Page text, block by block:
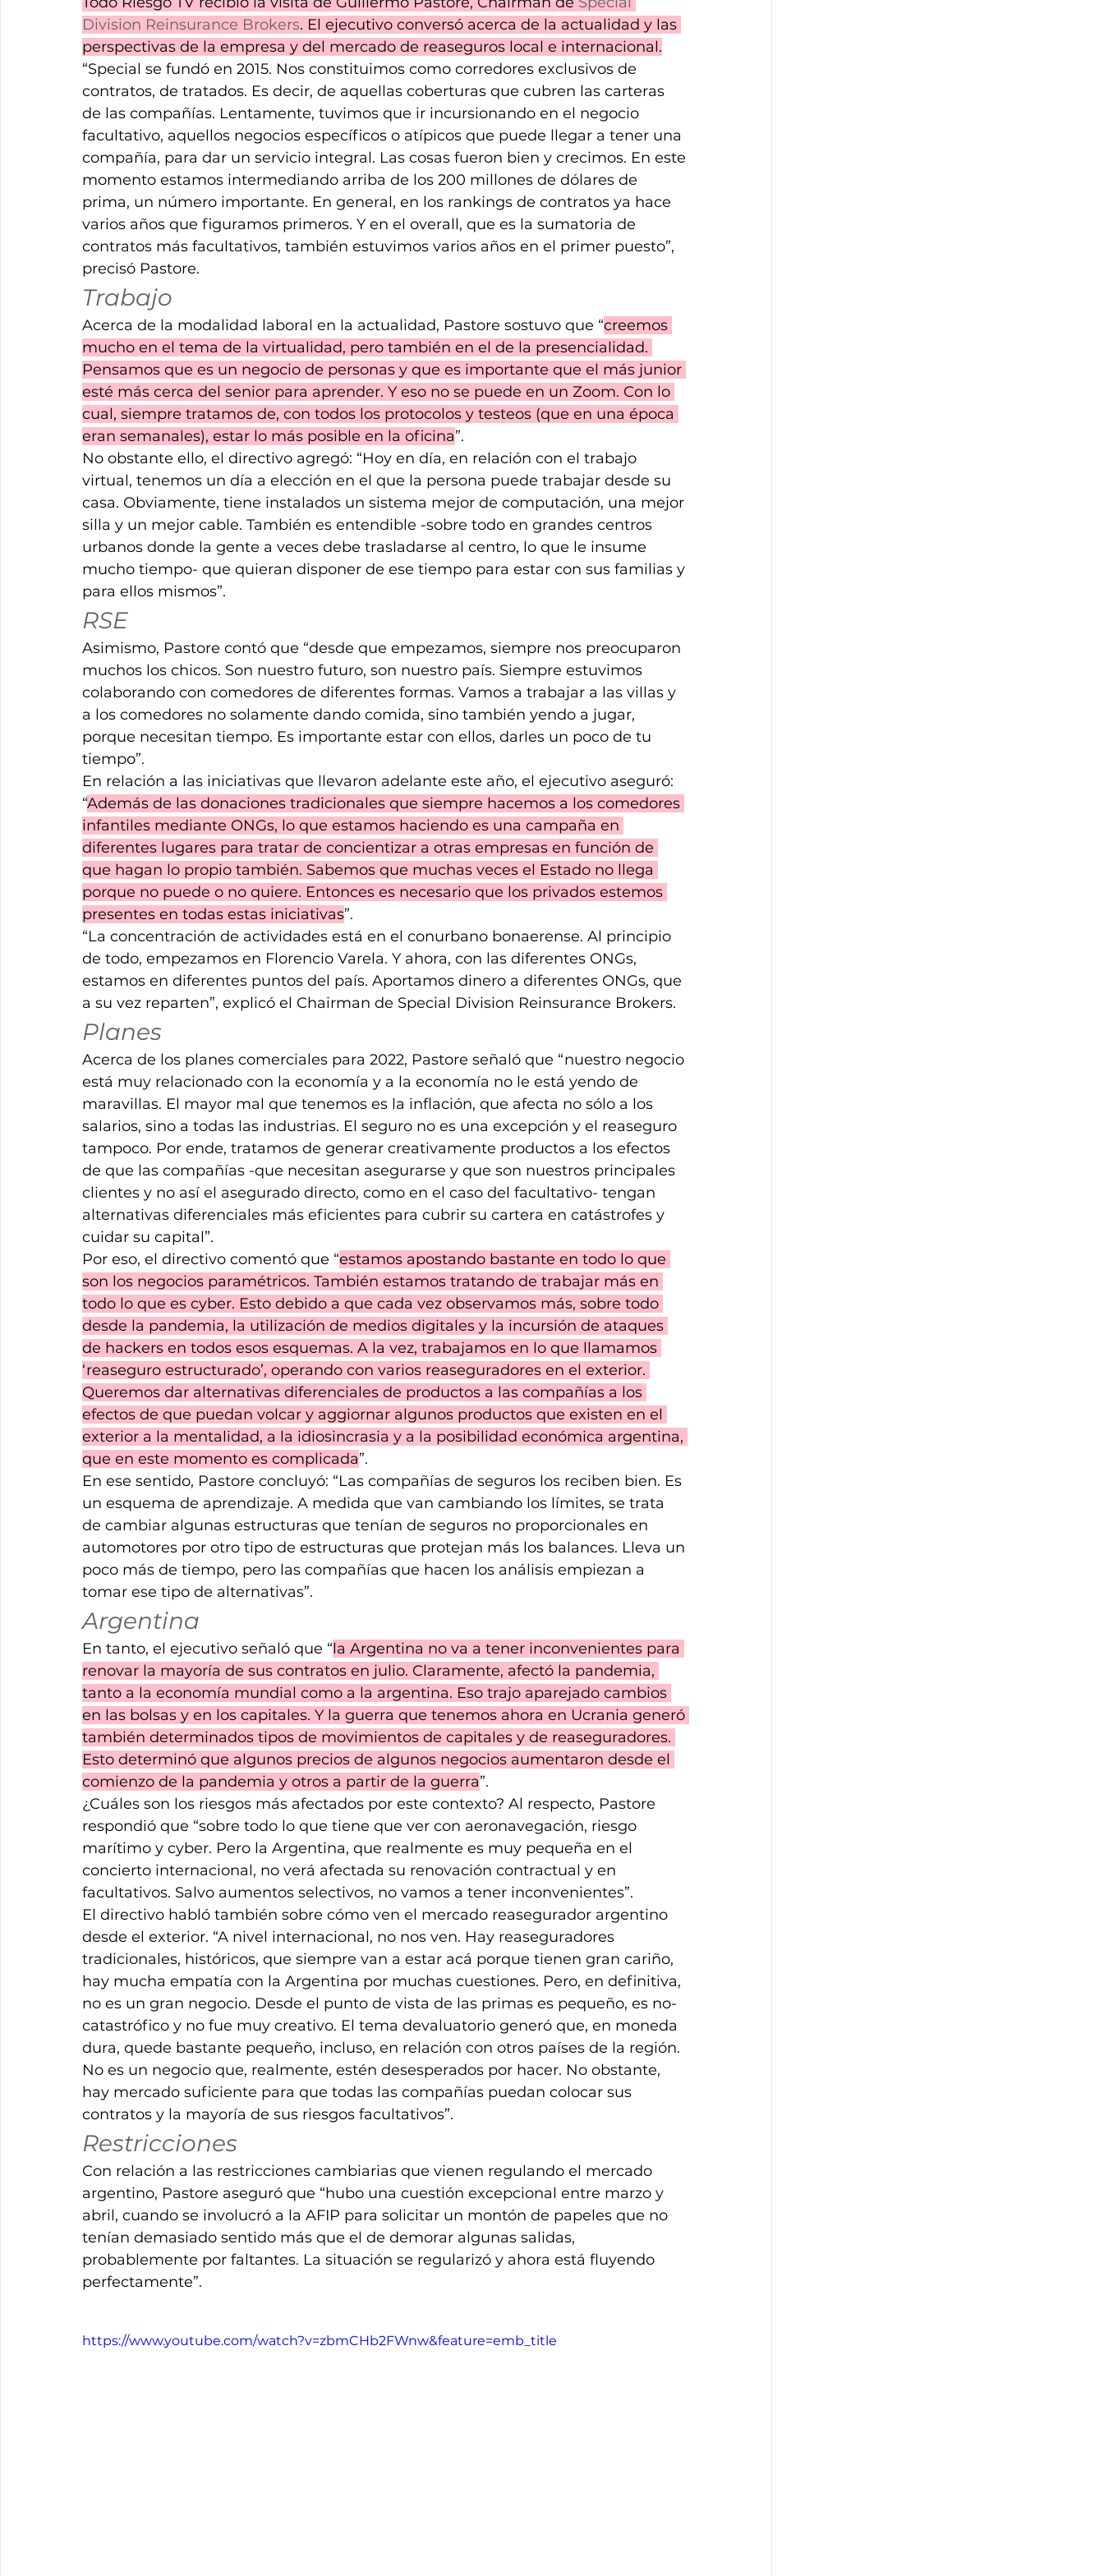
Division Reinsurance Brokers. El ejecutivo conversó acerca de la actualidad y las
perspectivas de la empresa y del mercado de reaseguros local e internacional.
“Special se fundó en 2015. Nos constituimos como corredores exclusivos de
contratos, de tratados. Es decir, de aquellas coberturas que cubren las carteras
de las compañías. Lentamente, tuvimos que ir incursionando en el negocio
facultativo, aquellos negocios específicos o atípicos que puede llegar a tener una
compañía, para dar un servicio integral. Las cosas fueron bien y crecimos. En este
momento estamos intermediando arriba de los 200 millones de dólares de
prima, un número importante. En general, en los rankings de contratos ya hace
varios años que figuramos primeros. Y en el overall, que es la sumatoria de
contratos más facultativos, también estuvimos varios años en el primer puesto”,
precisó Pastore.
Trabajo
Acerca de la modalidad laboral en la actualidad, Pastore sostuvo que “creemos
mucho en el tema de la virtualidad, pero también en el de la presencialidad.
Pensamos que es un negocio de personas y que es importante que el más junior
esté más cerca del senior para aprender. Y eso no se puede en un Zoom. Con lo
cual, siempre tratamos de, con todos los protocolos y testeos (que en una época
eran semanales), estar lo más posible en la oficina”.
No obstante ello, el directivo agregó: “Hoy en día, en relación con el trabajo
virtual, tenemos un día a elección en el que la persona puede trabajar desde su
casa. Obviamente, tiene instalados un sistema mejor de computación, una mejor
silla y un mejor cable. También es entendible -sobre todo en grandes centros
urbanos donde la gente a veces debe trasladarse al centro, lo que le insume
mucho tiempo- que quieran disponer de ese tiempo para estar con sus familias y
para ellos mismos”.
RSE
Asimismo, Pastore contó que “desde que empezamos, siempre nos preocuparon
muchos los chicos. Son nuestro futuro, son nuestro país. Siempre estuvimos
colaborando con comedores de diferentes formas. Vamos a trabajar a las villas y
a los comedores no solamente dando comida, sino también yendo a jugar,
porque necesitan tiempo. Es importante estar con ellos, darles un poco de tu
tiempo”.
En relación a las iniciativas que llevaron adelante este año, el ejecutivo aseguró:
“Además de las donaciones tradicionales que siempre hacemos a los comedores
infantiles mediante ONGs, lo que estamos haciendo es una campaña en
diferentes lugares para tratar de concientizar a otras empresas en función de
que hagan lo propio también. Sabemos que muchas veces el Estado no llega
porque no puede o no quiere. Entonces es necesario que los privados estemos
presentes en todas estas iniciativas”.
“La concentración de actividades está en el conurbano bonaerense. Al principio
de todo, empezamos en Florencio Varela. Y ahora, con las diferentes ONGs,
estamos en diferentes puntos del país. Aportamos dinero a diferentes ONGs, que
a su vez reparten”, explicó el Chairman de Special Division Reinsurance Brokers.
Planes
Acerca de los planes comerciales para 2022, Pastore señaló que “nuestro negocio
está muy relacionado con la economía y a la economía no le está yendo de
maravillas. El mayor mal que tenemos es la inflación, que afecta no sólo a los
salarios, sino a todas las industrias. El seguro no es una excepción y el reaseguro
tampoco. Por ende, tratamos de generar creativamente productos a los efectos
de que las compañías -que necesitan asegurarse y que son nuestros principales
clientes y no así el asegurado directo, como en el caso del facultativo- tengan
alternativas diferenciales más eficientes para cubrir su cartera en catástrofes y
cuidar su capital”.
Por eso, el directivo comentó que “estamos apostando bastante en todo lo que
son los negocios paramétricos. También estamos tratando de trabajar más en
todo lo que es cyber. Esto debido a que cada vez observamos más, sobre todo
desde la pandemia, la utilización de medios digitales y la incursión de ataques
de hackers en todos esos esquemas. A la vez, trabajamos en lo que llamamos
‘reaseguro estructurado’, operando con varios reaseguradores en el exterior.
Queremos dar alternativas diferenciales de productos a las compañías a los
efectos de que puedan volcar y aggiornar algunos productos que existen en el
exterior a la mentalidad, a la idiosincrasia y a la posibilidad económica argentina,
que en este momento es complicada”.
En ese sentido, Pastore concluyó: “Las compañías de seguros los reciben bien. Es
un esquema de aprendizaje. A medida que van cambiando los límites, se trata
de cambiar algunas estructuras que tenían de seguros no proporcionales en
automotores por otro tipo de estructuras que protejan más los balances. Lleva un
poco más de tiempo, pero las compañías que hacen los análisis empiezan a
tomar ese tipo de alternativas”.
Argentina
En tanto, el ejecutivo señaló que “la Argentina no va a tener inconvenientes para
renovar la mayoría de sus contratos en julio. Claramente, afectó la pandemia,
tanto a la economía mundial como a la argentina. Eso trajo aparejado cambios
en las bolsas y en los capitales. Y la guerra que tenemos ahora en Ucrania generó
también determinados tipos de movimientos de capitales y de reaseguradores.
Esto determinó que algunos precios de algunos negocios aumentaron desde el
comienzo de la pandemia y otros a partir de la guerra”.
¿Cuáles son los riesgos más afectados por este contexto? Al respecto, Pastore
respondió que “sobre todo lo que tiene que ver con aeronavegación, riesgo
marítimo y cyber. Pero la Argentina, que realmente es muy pequeña en el
concierto internacional, no verá afectada su renovación contractual y en
facultativos. Salvo aumentos selectivos, no vamos a tener inconvenientes”.
El directivo habló también sobre cómo ven el mercado reasegurador argentino
desde el exterior. “A nivel internacional, no nos ven. Hay reaseguradores
tradicionales, históricos, que siempre van a estar acá porque tienen gran cariño,
hay mucha empatía con la Argentina por muchas cuestiones. Pero, en definitiva,
no es un gran negocio. Desde el punto de vista de las primas es pequeño, es no-
catastrófico y no fue muy creativo. El tema devaluatorio generó que, en moneda
dura, quede bastante pequeño, incluso, en relación con otros países de la región.
No es un negocio que, realmente, estén desesperados por hacer. No obstante,
hay mercado suficiente para que todas las compañías puedan colocar sus
contratos y la mayoría de sus riesgos facultativos”.
Restricciones
Con relación a las restricciones cambiarias que vienen regulando el mercado
argentino, Pastore aseguró que “hubo una cuestión excepcional entre marzo y
abril, cuando se involucró a la AFIP para solicitar un montón de papeles que no
tenían demasiado sentido más que el de demorar algunas salidas,
probablemente por faltantes. La situación se regularizó y ahora está fluyendo
perfectamente”.
https://www.youtube.com/watch?v=zbmCHb2FWnw&feature=emb_title